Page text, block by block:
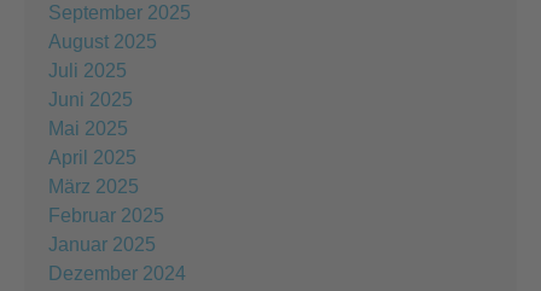
September 2025
August 2025
Juli 2025
Juni 2025
Mai 2025
April 2025
März 2025
Februar 2025
Januar 2025
Dezember 2024